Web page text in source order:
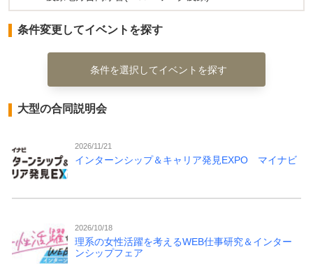
条件変更してイベントを探す
条件を選択してイベントを探す
大型の合同説明会
2026/11/21
インターンシップ＆キャリア発見EXPO マイナビ
2026/10/18
理系の女性活躍を考えるWEB仕事研究＆インター
ンシップフェア